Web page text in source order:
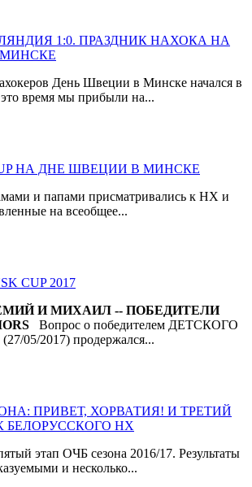
1:0. ПРАЗДНИК НАХОКА НА
День Швеции в Минске начался в
время мы прибыли на...
НА ДНЕ ШВЕЦИИ В МИНСКЕ
и папами присматривались к НХ и
на всеобщее...
CUP 2017
И МИХАИЛ -- ПОБЕДИТЕЛИ
Вопрос о победителем ДЕТСКОГО
05/2017) продержался...
ПРИВЕТ, ХОРВАТИЯ! И ТРЕТИЙ
БЕЛОРУССКОГО НХ
этап ОЧБ сезона 2016/17. Результаты
и несколько...